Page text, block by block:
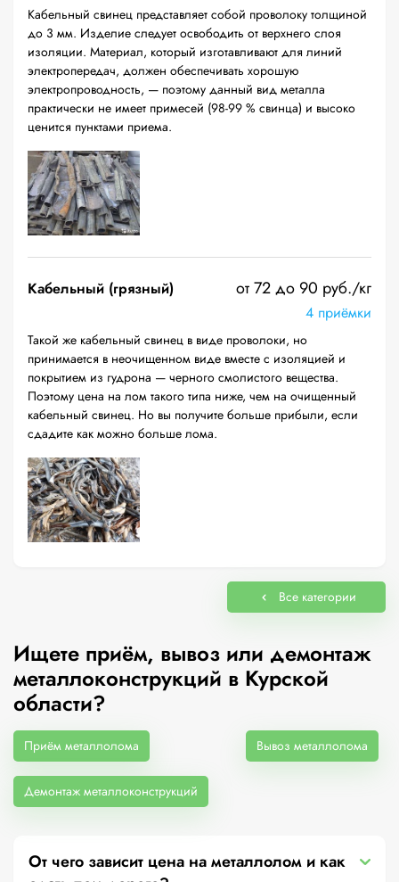
Кабельный свинец представляет собой проволоку толщиной
до 3 мм. Изделие следует освободить от верхнего слоя
изоляции. Материал, который изготавливают для линий
электропередач, должен обеспечивать хорошую
электропроводность, — поэтому данный вид металла
практически не имеет примесей (98-99 % свинца) и высоко
ценится пунктами приема.
Кабельный (грязный) от 72 до 90 руб./кг
4 приёмки
Такой же кабельный свинец в виде проволоки, но
принимается в неочищенном виде вместе с изоляцией и
покрытием из гудрона — черного смолистого вещества.
Поэтому цена на лом такого типа ниже, чем на очищенный
кабельный свинец. Но вы получите больше прибыли, если
сдадите как можно больше лома.
Все категории
Ищете приём, вывоз или демонтаж
металлоконструкций в Курской
области?
Приём металлолома Вывоз металлолома
Демонтаж металлоконструкций
От чего зависит цена на металлолом и как